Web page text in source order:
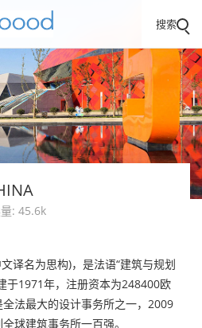
搜索
: 45.6k
译名为思构)，是法语“建筑与规划
于1971年，注册资本为248400欧
法最大的设计事务所之一，2009
球建筑事务所一百强。